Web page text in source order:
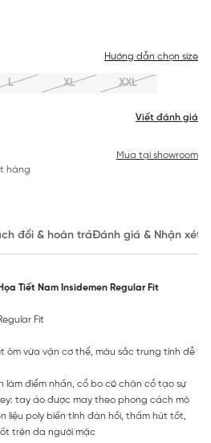
Viết đánh giá
Hướng dẫn chọn size
L XL XXL
hàng
Mua tại showroom
đổi & hoàn trảĐánh giá & Nhận xét
Tiết Nam Insidemen Regular Fit
Fit
ôm vừa vặn cơ thể, màu sắc trung tính dễ
làm điểm nhấn, cổ bo có chân cổ tạo sự
tay áo được may theo phong cách mô
liệu poly biến tính đàn hồi, thấm hút tốt,
trên da người mặc